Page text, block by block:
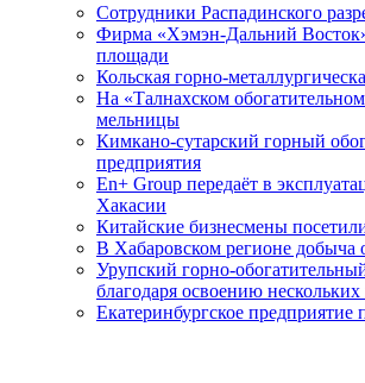
Сотрудники Распадинского
Фирма «Хэмэн-Дальний
площади
Кольская горно-
На «Талнахском
мельницы
Кимкано-сутарский горный
предприятия
En+ Group передаёт в
Хакасии
Китайские бизнесмены
В Хабаровском регионе добыча
Урупский горно-
благодаря освоению
Екатеринбургское